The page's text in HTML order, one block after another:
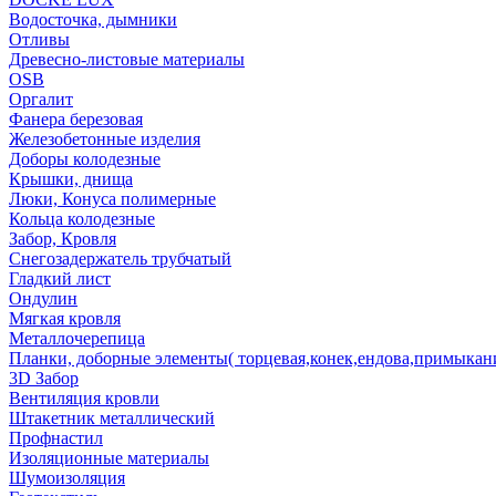
Водосточка, дымники
Отливы
Древесно-листовые материалы
OSB
Оргалит
Фанера березовая
Железобетонные изделия
Доборы колодезные
Крышки, днища
Люки, Конуса полимерные
Кольца колодезные
Забор, Кровля
Снегозадержатель трубчатый
Гладкий лист
Ондулин
Мягкая кровля
Металлочерепица
Планки, доборные элементы(
3D Забор
Вентиляция кровли
Штакетник металлический
Профнастил
Изоляционные материалы
Шумоизоляция